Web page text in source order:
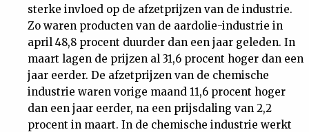
sterke invloed op de afzetprijzen van de industrie.
Zo waren producten van de aardolie-industrie in
april 48,8 procent duurder dan een jaar geleden. In
maart lagen de prijzen al 31,6 procent hoger dan een
jaar eerder. De afzetprijzen van de chemische
industrie waren vorige maand 11,6 procent hoger
dan een jaar eerder, na een prijsdaling van 2,2
procent in maart. In de chemische industrie werkt